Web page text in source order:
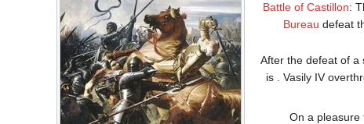
Battle of Castillon:
Bureau defeat
- After the defeat of
is . Vasily IV
- On a